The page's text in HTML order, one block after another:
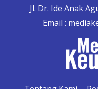
Jl. Dr. Ide Anak
Email :